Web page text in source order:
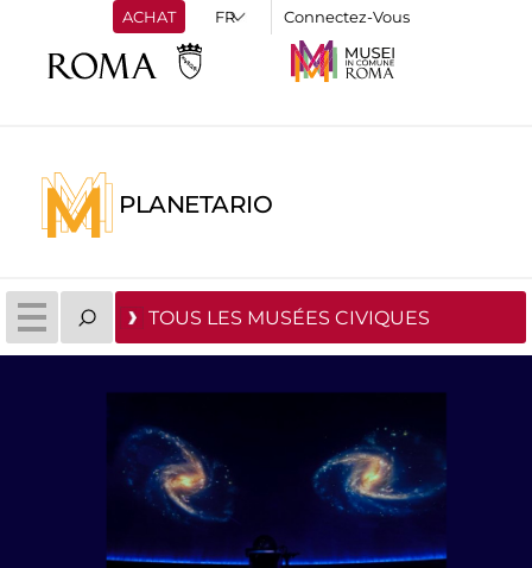
ACHAT Connectez-Vous
PLANETARIO
TOUS LES MUSÉES CIVIQUES